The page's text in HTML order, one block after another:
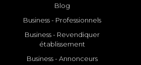
Blog
Business - Professionnels
Business - Revendiquer
établissement
Business - Annonceurs